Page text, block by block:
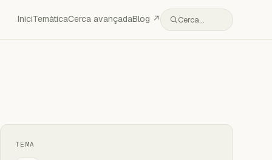
IniciTemàticaCerca avançadaBlog ↗ Cerca…
TEMA